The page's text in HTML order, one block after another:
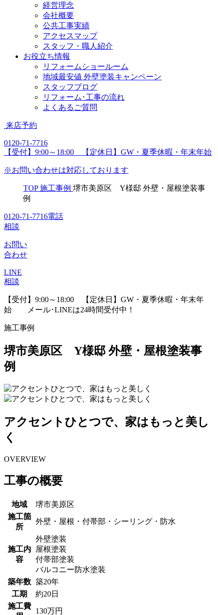
経営理念
会社概要
公共工事実績
アクセスマップ
スタッフ・職人紹介
お役立ち情報
リフォームショールーム
地域最安値 外壁塗装キャンペーン
スタッフブログ
リフォーム･工事の流れ
よくあるご質問
来店予約
0120-71-7716
【受付】9:00～18:00 【定休日】GW・夏季休暇・年末年始
※お問い合わせは対応しております
TOP 施工事例 堺市美原区 Y様邸 外壁・屋根塗装事
例
0120-71-7716電話
相談
お問い
合わせ
LINE
相談
【受付】9:00～18:00 【定休日】GW・夏季休暇・年末年
始 メール･LINEは24時間受付中！
施工事例
堺市美原区 Y様邸 外壁・屋根塗装事
例
アクセントひとつで、家はもっと美し
く
OVERVIEW
工事の概要
地域
堺市美原区
施工箇
所
外壁・屋根・付帯部・シーリング・防水
施工内
容
外壁塗装
屋根塗装
付帯部塗装
バルコニー防水塗装
築年数 築20年
工期
約20日
施工費
130万円